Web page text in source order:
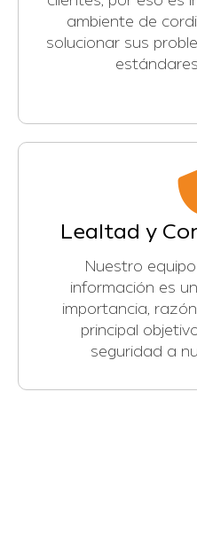
ambiente de
solucionar sus
Lealtad y
Nuestro
información es
importancia,
principal
seguridad a